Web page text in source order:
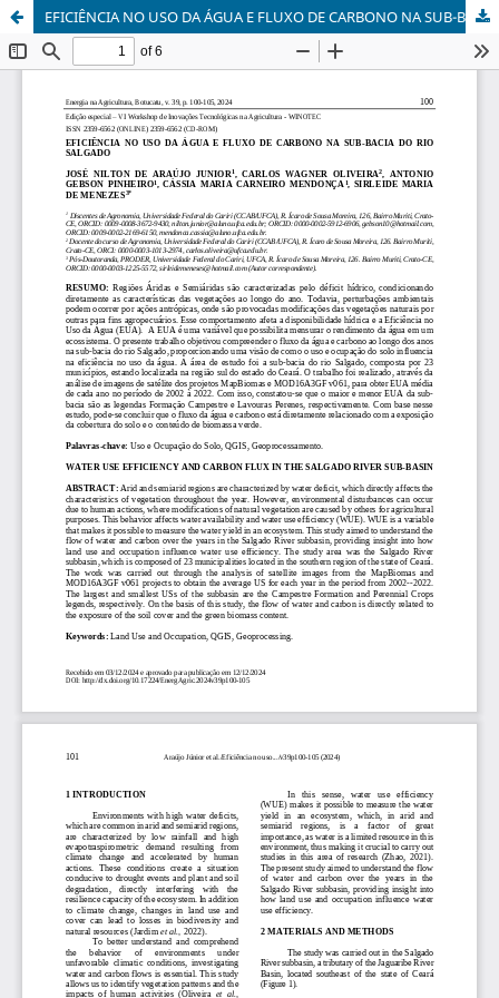
EFICIÊNCIA NO USO DA ÁGUA E FLUXO DE CARBONO NA SUB-BACIA DO RIO SALGADO